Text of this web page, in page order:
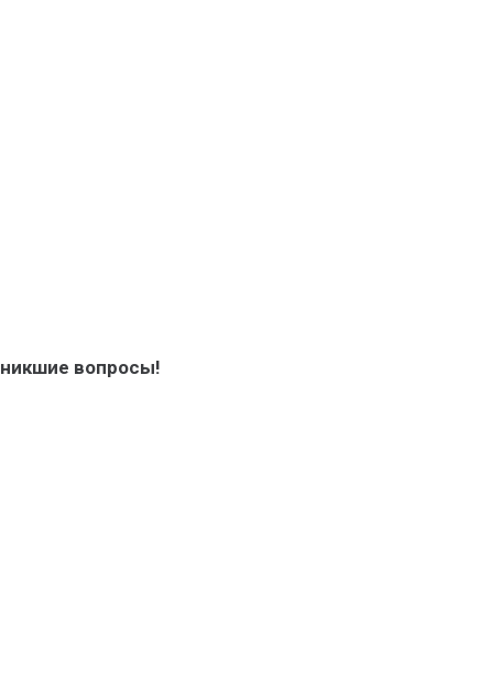
вопросы!